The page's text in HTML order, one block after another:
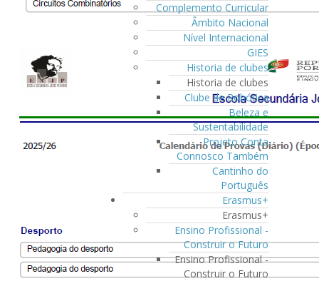
Complemento Curricular
Âmbito Nacional
Nível Internacional
GIES
Historia de clubes
Historia de clubes
Clube de Robótica
Beleza e
Sustentabilidade
Projeto Conta
Connosco Também
Cantinho do
Português
Erasmus+
Erasmus+
Ensino Profissional -
Construir o Futuro
Ensino Profissional -
Construir o Futuro